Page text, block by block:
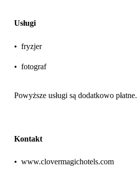
Usługi
• fryzjer
• fotograf
Powyższe usługi są dodatkowo płatne.
Kontakt
• www.clovermagichotels.com